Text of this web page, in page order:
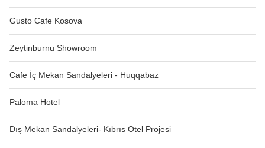
Gusto Cafe Kosova
Zeytinburnu Showroom
Cafe İç Mekan Sandalyeleri - Huqqabaz
Paloma Hotel
Dış Mekan Sandalyeleri- Kıbrıs Otel Projesi